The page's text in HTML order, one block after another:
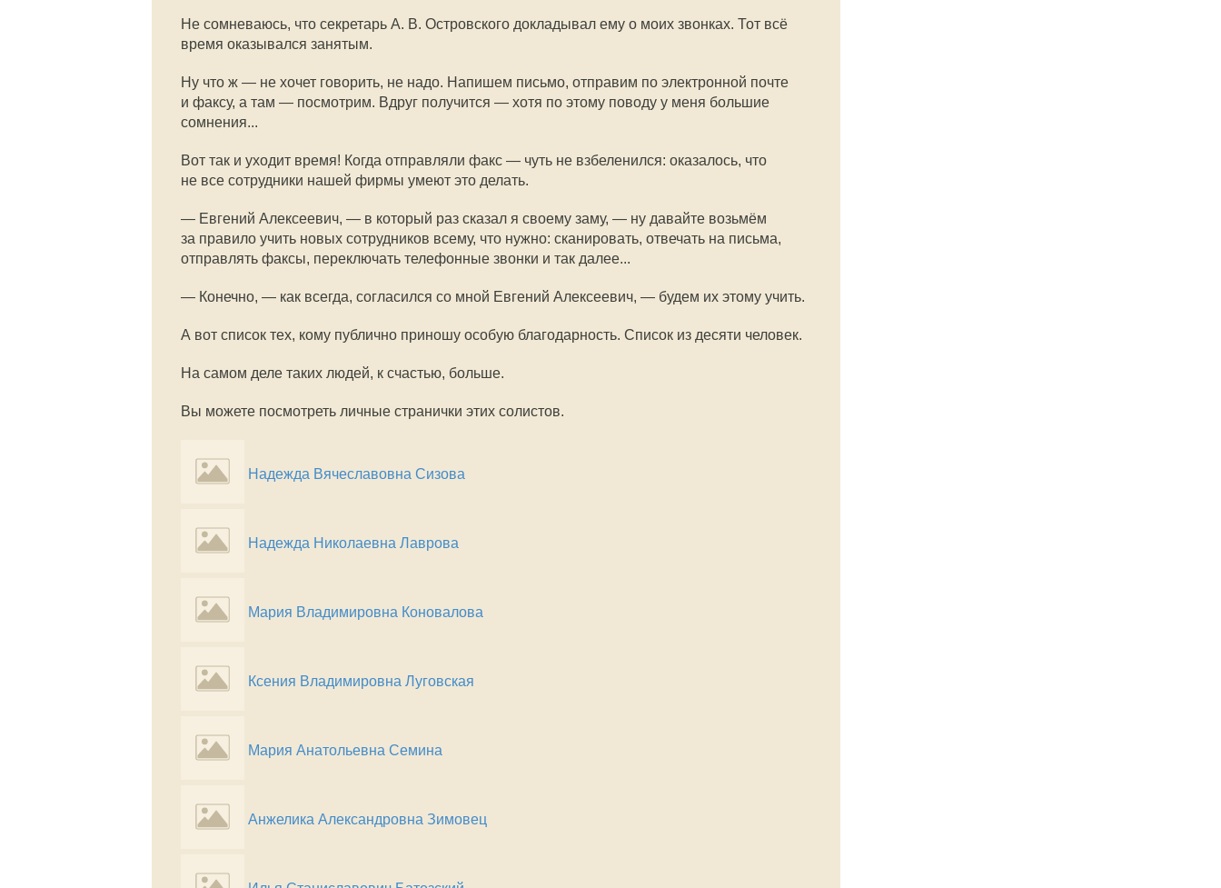
Не сомневаюсь, что секретарь А. В. Островского докладывал ему о моих звонках. Тот всё
время оказывался занятым.
Ну что ж — не хочет говорить, не надо. Напишем письмо, отправим по электронной почте
и факсу, а там — посмотрим. Вдруг получится — хотя по этому поводу у меня большие
сомнения...
Вот так и уходит время! Когда отправляли факс — чуть не взбеленился: оказалось, что
не все сотрудники нашей фирмы умеют это делать.
— Евгений Алексеевич, — в который раз сказал я своему заму, — ну давайте возьмём
за правило учить новых сотрудников всему, что нужно: сканировать, отвечать на письма,
отправлять факсы, переключать телефонные звонки и так далее...
— Конечно, — как всегда, согласился со мной Евгений Алексеевич, — будем их этому учить.
А вот список тех, кому публично приношу особую благодарность. Список из десяти человек.
На самом деле таких людей, к счастью, больше.
Вы можете посмотреть личные странички этих солистов.
Надежда Вячеславовна Сизова
Надежда Николаевна Лаврова
Мария Владимировна Коновалова
Ксения Владимировна Луговская
Мария Анатольевна Семина
Анжелика Александровна Зимовец